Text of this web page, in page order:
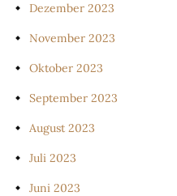
Dezember 2023
November 2023
Oktober 2023
September 2023
August 2023
Juli 2023
Juni 2023